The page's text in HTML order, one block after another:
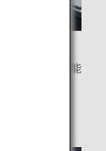
方向に調整可能